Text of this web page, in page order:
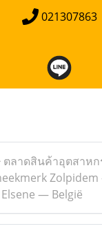
021307863
ตลาดสินค้าอุตสาห
— België